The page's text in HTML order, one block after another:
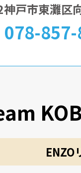
戸市東灘区
078-
ENZO